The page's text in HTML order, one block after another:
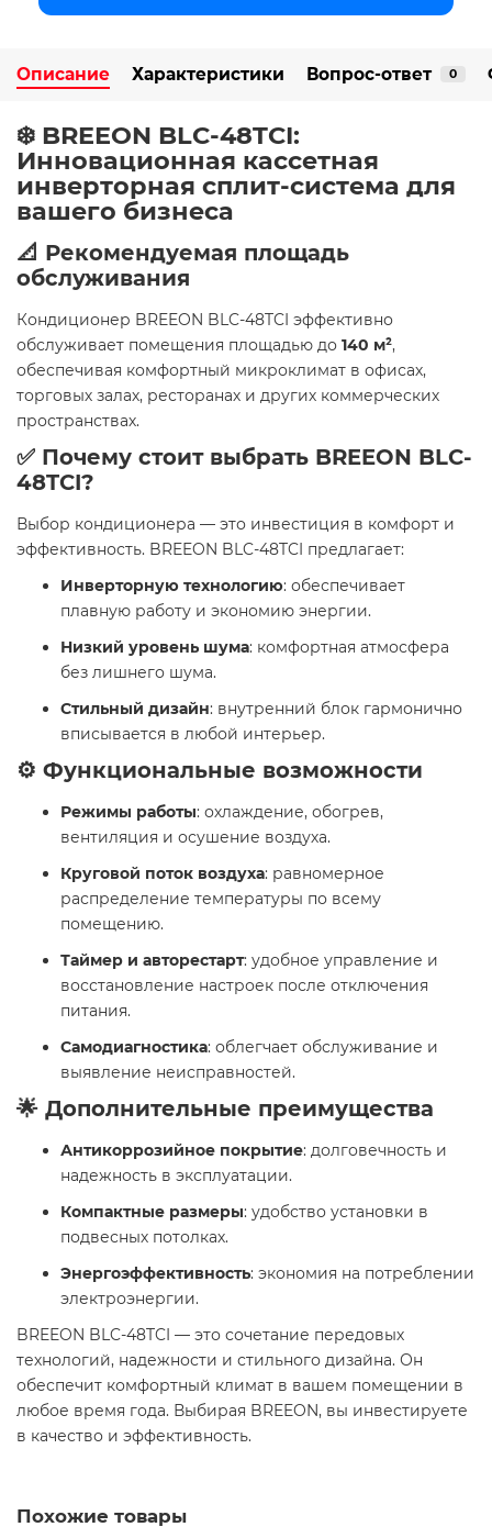
Описание Характеристики Вопрос-ответ 0
❄️ BREEON BLC-48TCI:
Инновационная кассетная
инверторная сплит-система для
вашего бизнеса
📐 Рекомендуемая площадь
обслуживания
Кондиционер BREEON BLC-48TCI эффективно
обслуживает помещения площадью до 140 м²,
обеспечивая комфортный микроклимат в офисах,
торговых залах, ресторанах и других коммерческих
пространствах.
✅ Почему стоит выбрать BREEON BLC-
48TCI?
Выбор кондиционера — это инвестиция в комфорт и
эффективность. BREEON BLC-48TCI предлагает:
Инверторную технологию: обеспечивает
плавную работу и экономию энергии.
Низкий уровень шума: комфортная атмосфера
без лишнего шума.
Стильный дизайн: внутренний блок гармонично
вписывается в любой интерьер.
⚙️ Функциональные возможности
Режимы работы: охлаждение, обогрев,
вентиляция и осушение воздуха.
Круговой поток воздуха: равномерное
распределение температуры по всему
помещению.
Таймер и авторестарт: удобное управление и
восстановление настроек после отключения
питания.
Самодиагностика: облегчает обслуживание и
выявление неисправностей.
🌟 Дополнительные преимущества
Антикоррозийное покрытие: долговечность и
надежность в эксплуатации.
Компактные размеры: удобство установки в
подвесных потолках.
Энергоэффективность: экономия на потреблении
электроэнергии.
BREEON BLC-48TCI — это сочетание передовых
технологий, надежности и стильного дизайна. Он
обеспечит комфортный климат в вашем помещении в
любое время года. Выбирая BREEON, вы инвестируете
в качество и эффективность.
Похожие товары